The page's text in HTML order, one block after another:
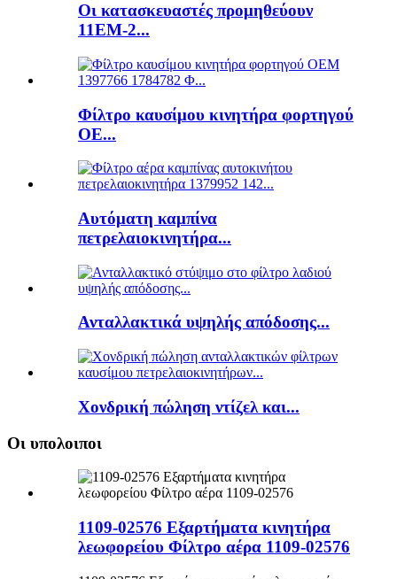
Οι κατασκευαστές προμηθεύουν
11EM-2...
Φίλτρο καυσίμου κινητήρα φορτηγού
ΟΕ...
Αυτόματη καμπίνα
πετρελαιοκινητήρα...
Ανταλλακτικά υψηλής απόδοσης...
Χονδρική πώληση ντίζελ και...
Οι υπολοιποι
1109-02576 Εξαρτήματα κινητήρα
λεωφορείου Φίλτρο αέρα 1109-02576